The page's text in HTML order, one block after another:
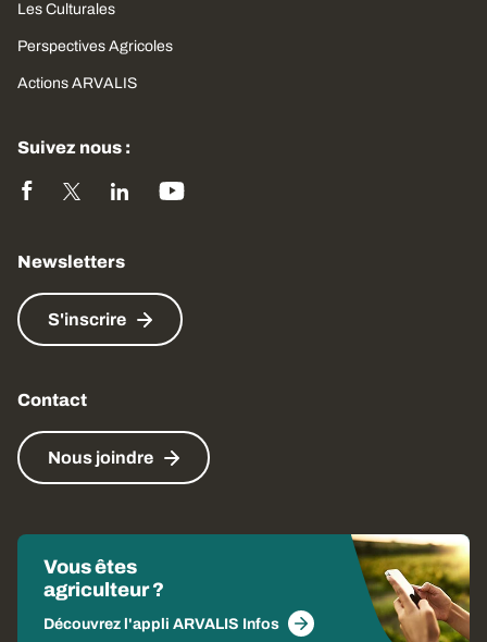
Les Culturales
Perspectives Agricoles
Actions ARVALIS
Suivez nous :
Newsletters
S'inscrire
Contact
Nous joindre
Vous êtes
agriculteur ?
Découvrez l'appli ARVALIS Infos